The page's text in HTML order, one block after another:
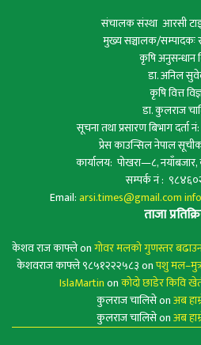
संचालक संस्था आरसी
मुख्य सञ्चालक/सम्पादकः
कृषि अनुसन्धान
डा. अनिल
कृषि वित्त
डा. कुलराज
सूचना तथा प्रसारण बिभाग
प्रेस काउन्सिल नेपाल
कार्यालय: पोखरा—८,
सम्पर्क नं :
Email:arsi.times@gmail.com
ताजा
केशव राज काफ्लेonगोवर मलको गुणस्तर बढाउन
केशवराज काफ्ले ९८५१२२२५८३onपशु
IslaMartinonकोदो छाडेर किवि
कुलराज चालिसेonअब
कुलराज चालिसेonअब